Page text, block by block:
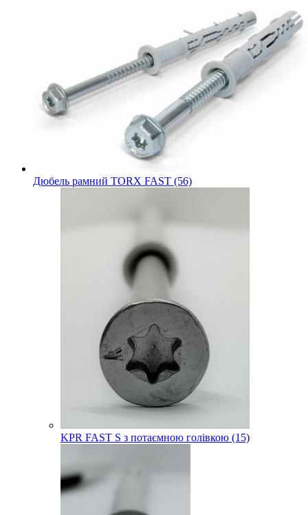
Дюбель рамний TORX FAST (56)
KPR FAST S з потаємною голівкою (15)